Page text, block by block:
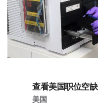
查看美国职位空缺
美国